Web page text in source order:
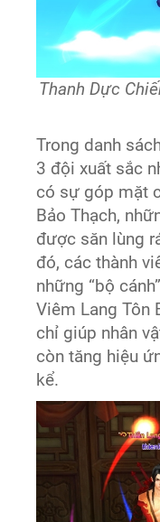
Thanh Dực
Trong danh
3 đội xuất sắc
có sự góp mặt
Bảo Thạch,
được săn lùng
đó, các thành
những “bộ
Viêm Lang Tôn
chỉ giúp nhân
còn tăng hiệu
kể.